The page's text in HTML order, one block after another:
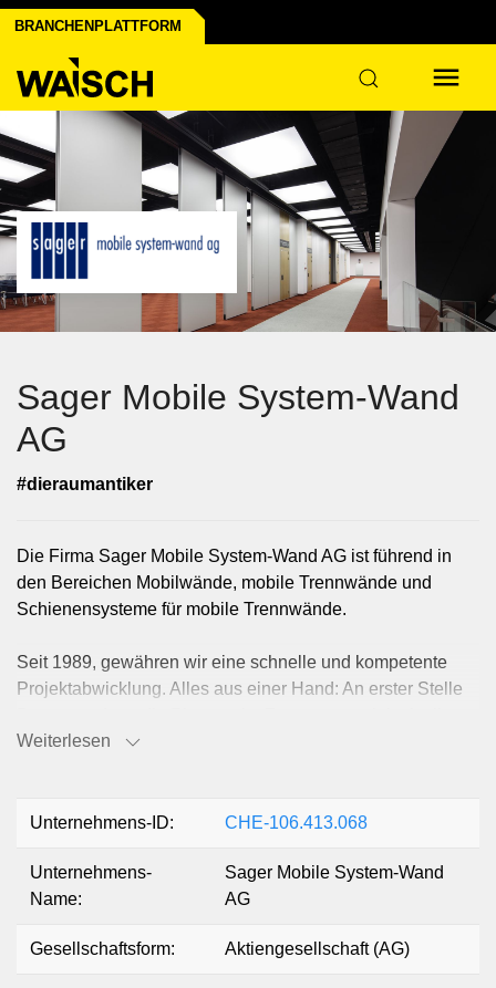
BRANCHENPLATTFORM
erstellen
Sager Mobile System-Wand
AG
#dieraumantiker
Die Firma Sager Mobile System-Wand AG ist führend in
den Bereichen Mobilwände, mobile Trennwände und
Schienensysteme für mobile Trennwände.
​Seit 1989, gewähren wir eine schnelle und kompetente
Projektabwicklung. Alles aus einer Hand: An erster Stelle
Vorgaben, bis zum fertigen Einbau mit Garantieleistungen.
eine neue Umgebung umändern.
Jahrzehnte langes Know-How hat uns zum absoluten
Spezialisten im Bereich Trennwand- und
oder Ihre Räumlichkeiten funktional vergrössern oder
Weiterlesen
Unternehmens-ID: CHE-106.413.068
Unternehmens-
Name:
Sager Mobile System-Wand
AG
Gesellschaftsform: Aktiengesellschaft (AG)